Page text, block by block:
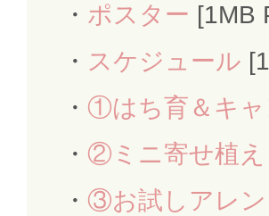
ポスター [1MB
スケジュール
①はち育＆キャ
②ミニ寄せ植え
③お試しアレン